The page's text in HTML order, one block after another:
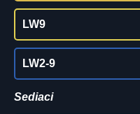
LW9
LW2-9
Sediaci